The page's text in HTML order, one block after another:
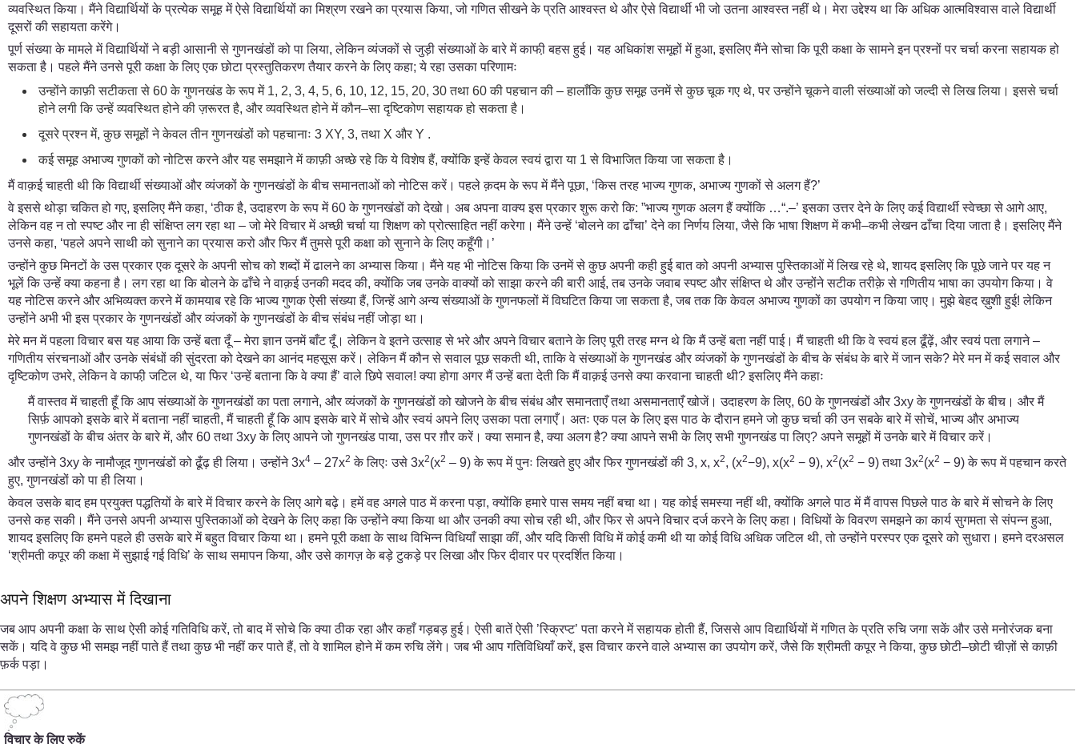
व्यवस्थित किया। मैंने विद्यार्थियों के प्रत्येक समूह में ऐसे विद्यार्थियों का मिश्रण रखने का प्रयास किया, जो गणित सीखने के प्रति आश्वस्त थे और ऐसे विद्यार्थी भी जो उतना आश्वस्त नहीं थे। मेरा उद्देश्य था कि अधिक आत्मविश्वास वाले विद्यार्थी
दूसरों की सहायता करेंगे।
पूर्ण संख्या के मामले में विद्यार्थियों ने बड़ी आसानी से गुणनखंडों को पा लिया, लेकिन व्यंजकों से जुड़ी संख्याओं के बारे में काफी़ बहस हुई। यह अधिकांश समूहों में हुआ, इसलिए मैंने सोचा कि पूरी कक्षा के सामने इन प्रश्नों पर चर्चा करना सहायक हो
सकता है। पहले मैंने उनसे पूरी कक्षा के लिए एक छोटा प्रस्तुतिकरण तैयार करने के लिए कहा; ये रहा उसका परिणामः
उन्होंने काफ़ी सटीकता से 60 के गुणनखंड के रूप में 1, 2, 3, 4, 5, 6, 10, 12, 15, 20, 30 तथा 60 की पहचान की – हालाँकि कुछ समूह उनमें से कुछ चूक गए थे, पर उन्होंने चूकने वाली संख्याओं को जल्दी से लिख लिया। इससे चर्चा
होने लगी कि उन्हें व्यवस्थित होने की ज़रूरत है, और व्यवस्थित होने में कौन–सा दृष्टिकोण सहायक हो सकता है।
दूसरे प्रश्न में, कुछ समूहों ने केवल तीन गुणनखंडों को पहचानाः 3 XY, 3, तथा X और Y .
कई समूह अभाज्य गुणकों को नोटिस करने और यह समझाने में काफ़ी अच्छे रहे कि ये विशेष हैं, क्योंकि इन्हें केवल स्वयं द्वारा या 1 से विभाजित किया जा सकता है।
मैं वाक़ई चाहती थी कि विद्यार्थी संख्याओं और व्यंजकों के गुणनखंडों के बीच समानताओं को नोटिस करें। पहले क़दम के रूप में मैंने पूछा, ‘किस तरह भाज्य गुणक, अभाज्य गुणकों से अलग हैं?’
वे इससे थोड़ा चकित हो गए, इसलिए मैंने कहा, ‘ठीक है, उदाहरण के रूप में 60 के गुणनखंडों को देखो। अब अपना वाक्य इस प्रकार शुरू करो कि: ”भाज्य गुणक अलग हैं क्योंकि …“.–’ इसका उत्तर देने के लिए कई विद्यार्थी स्वेच्छा से आगे आए,
लेकिन वह न तो स्पष्ट और ना ही संक्षिप्त लग रहा था – जो मेरे विचार में अच्छी चर्चा या शिक्षण को प्रोत्साहित नहीं करेगा। मैंने उन्हें ‘बोलने का ढाँचा’ देने का निर्णय लिया, जैसे कि भाषा शिक्षण में कभी–कभी लेखन ढाँचा दिया जाता है। इसलिए मैंने
उनसे कहा, ‘पहले अपने साथी को सुनाने का प्रयास करो और फिर मैं तुमसे पूरी कक्षा को सुनाने के लिए कहूँगी।’
उन्होंने कुछ मिनटों के उस प्रकार एक दूसरे के अपनी सोच को शब्दों में ढालने का अभ्यास किया। मैंने यह भी नोटिस किया कि उनमें से कुछ अपनी कही हुई बात को अपनी अभ्यास पुस्तिकाओं में लिख रहे थे, शायद इसलिए कि पूछे जाने पर यह न
भूलें कि उन्हें क्या कहना है। लग रहा था कि बोलने के ढाँचे ने वाक़ई उनकी मदद की, क्योंकि जब उनके वाक्यों को साझा करने की बारी आई, तब उनके जवाब स्पष्ट और संक्षिप्त थे और उन्होंने सटीक तरीक़े से गणितीय भाषा का उपयोग किया। वे
यह नोटिस करने और अभिव्यक्त करने में कामयाब रहे कि भाज्य गुणक ऐसी संख्या हैं, जिन्हें आगे अन्य संख्याओं के गुणनफलों में विघटित किया जा सकता है, जब तक कि केवल अभाज्य गुणकों का उपयोग न किया जाए। मुझे बेहद ख़ुशी हुई! लेकिन
उन्होंने अभी भी इस प्रकार के गुणनखंडों और व्यंजकों के गुणनखंडों के बीच संबंध नहीं जोड़ा था।
मेरे मन में पहला विचार बस यह आया कि उन्हें बता दूँ – मेरा ज्ञान उनमें बाँट दूँ। लेकिन वे इतने उत्साह से भरे और अपने विचार बताने के लिए पूरी तरह मग्न थे कि मैं उन्हें बता नहीं पाई। मैं चाहती थी कि वे स्वयं हल ढूँढ़ें, और स्वयं पता लगाने –
गणितीय संरचनाओं और उनके संबंधों की सुंदरता को देखने का आनंद महसूस करें। लेकिन मैं कौन से सवाल पूछ सकती थी, ताकि वे संख्याओं के गुणनखंड और व्यंजकों के गुणनखंडों के बीच के संबंध के बारे में जान सके? मेरे मन में कई सवाल और
दृष्टिकोण उभरे, लेकिन वे काफी़ जटिल थे, या फिर ‘उन्हें बताना कि वे क्या हैं’ वाले छिपे सवाल! क्या होगा अगर मैं उन्हें बता देती कि मैं वाक़ई उनसे क्या करवाना चाहती थी? इसलिए मैंने कहाः
मैं वास्तव में चाहती हूँ कि आप संख्याओं के गुणनखंडों का पता लगाने, और व्यंजकों के गुणनखंडों को खोजने के बीच संबंध और समानताएँ तथा असमानताएँ खोजें। उदाहरण के लिए, 60 के गुणनखंडों और 3xy के गुणनखंडों के बीच। और मैं
सिर्फ़ आपको इसके बारे में बताना नहीं चाहती, मैं चाहती हूँ कि आप इसके बारे में सोचे और स्वयं अपने लिए उसका पता लगाएँ। अतः एक पल के लिए इस पाठ के दौरान हमने जो कुछ चर्चा की उन सबके बारे में सोचें, भाज्य और अभाज्य
गुणनखंडों के बीच अंतर के बारे में, और 60 तथा 3xy के लिए आपने जो गुणनखंड पाया, उस पर ग़ौर करें। क्या समान है, क्या अलग है? क्या आपने सभी के लिए सभी गुणनखंड पा लिए? अपने समूहों में उनके बारे में विचार करें।
और उन्होंने 3xy के नामौजूद गुणनखंडों को ढूँढ़ ही लिया। उन्होंने 3x4 – 27x2 के लिएः उसे 3x2(x2 – 9) के रूप में पुनः लिखते हुए और फिर गुणनखंडों की 3, x, x2, (x2−9), x(x2 − 9), x2(x2 − 9) तथा 3x2(x2 − 9) के रूप में पहचान करते
हुए, गुणनखंडों को पा ही लिया।
केवल उसके बाद हम प्रयुक्त पद्धतियों के बारे में विचार करने के लिए आगे बढ़े। हमें वह अगले पाठ में करना पड़ा, क्योंकि हमारे पास समय नहीं बचा था। यह कोई समस्या नहीं थी, क्योंकि अगले पाठ में मैं वापस पिछले पाठ के बारे में सोचने के लिए
उनसे कह सकी। मैंने उनसे अपनी अभ्यास पुस्तिकाओं को देखने के लिए कहा कि उन्होंने क्या किया था और उनकी क्या सोच रही थी, और फिर से अपने विचार दर्ज करने के लिए कहा। विधियों के विवरण समझने का कार्य सुगमता से संपन्न हुआ,
शायद इसलिए कि हमने पहले ही उसके बारे में बहुत विचार किया था। हमने पूरी कक्षा के साथ विभिन्न विधियाँ साझा कीं, और यदि किसी विधि में कोई कमी थी या कोई विधि अधिक जटिल थी, तो उन्होंने परस्पर एक दूसरे को सुधारा। हमने दरअसल
‘श्रीमती कपूर की कक्षा में सुझाई गई विधि’ के साथ समापन किया, और उसे कागज़ के बड़े टुकड़े पर लिखा और फिर दीवार पर प्रदर्शित किया।
अपने शिक्षण अभ्यास में दिखाना
जब आप अपनी कक्षा के साथ ऐसी कोई गतिविधि करें, तो बाद में सोचे कि क्या ठीक रहा और कहाँ गड़बड़ हुई। ऐसी बातें ऐसी ’स्क्रिप्ट’ पता करने में सहायक होती हैं, जिससे आप विद्यार्थियों में गणित के प्रति रुचि जगा सकें और उसे मनोरंजक बना
सकें। यदि वे कुछ भी समझ नहीं पाते हैं तथा कुछ भी नहीं कर पाते हैं, तो वे शामिल होने में कम रुचि लेंगे। जब भी आप गतिविधियाँ करें, इस विचार करने वाले अभ्यास का उपयोग करें, जैसे कि श्रीमती कपूर ने किया, कुछ छोटी–छोटी चीज़ों से काफ़ी
फ़र्क पड़ा।
विचार के लिए रुकें